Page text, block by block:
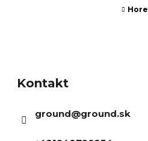
l
á
Hore
Kontakt
ground@ground.sk